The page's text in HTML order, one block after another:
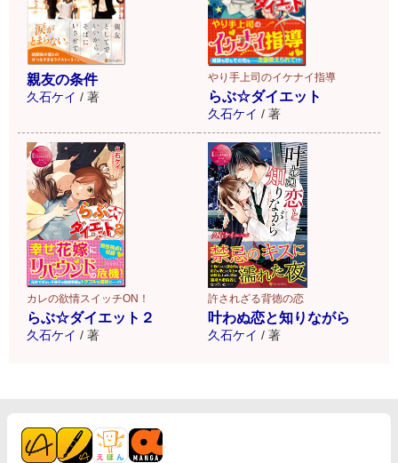
親友の条件
久石ケイ / 著
やり手上司のイケナイ指導
らぶ☆ダイエット
久石ケイ / 著
カレの欲情スイッチON！
らぶ☆ダイエット２
久石ケイ / 著
許されざる背徳の恋
叶わぬ恋と知りながら
久石ケイ / 著